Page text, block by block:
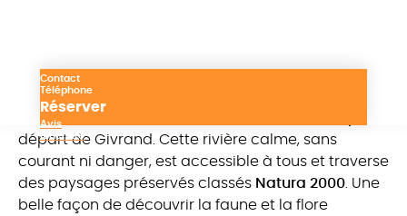
Contact
Téléphone
Réserver
Avis
Itinéraire
À seulement 10 minutes du camping,
du Marais
départ de Givrand. Cette rivière calme, sans
courant ni danger, est accessible à tous et traverse
des paysages préservés classés Natura 2000 . Une
belle façon de découvrir la faune et la flore